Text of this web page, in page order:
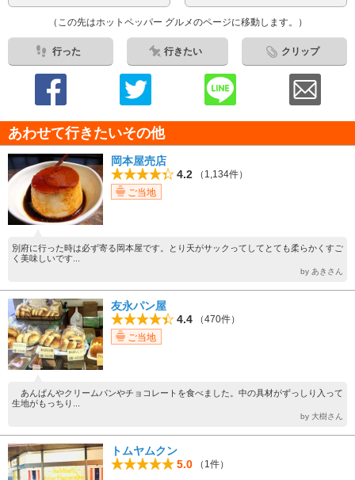
（この先はホットペッパー グルメのページに移動します。）
行った 行きたい クリップ
あわせて行きたいその他
岡本屋売店
4.2
（1,134件）
ご当地
別府に行った時は必ず寄る岡本屋です。とり天がサックってしてとても柔らかくすご
く美味しいです...
by あきさん
友永パン屋
4.4
（470件）
ご当地
あんぱんやクリームパンやチョコレートを食べました。中の具材がずっしり入って
生地がもっちり...
by 大樹さん
トムヤムクン
5.0
（1件）